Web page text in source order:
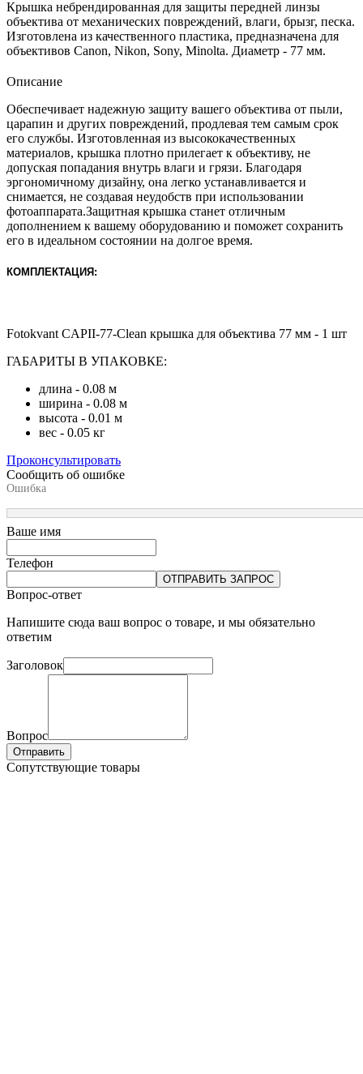
Крышка небрендированная для защиты передней линзы
объектива от механических повреждений, влаги, брызг, песка.
Изготовлена из качественного пластика, предназначена для
объективов Canon, Nikon, Sony, Minolta. Диаметр - 77 мм.
Описание
Обеспечивает надежную защиту вашего объектива от пыли,
царапин и других повреждений, продлевая тем самым срок
его службы. Изготовленная из высококачественных
материалов, крышка плотно прилегает к объективу, не
допуская попадания внутрь влаги и грязи. Благодаря
эргономичному дизайну, она легко устанавливается и
снимается, не создавая неудобств при использовании
фотоаппарата.Защитная крышка станет отличным
дополнением к вашему оборудованию и поможет сохранить
его в идеальном состоянии на долгое время.
КОМПЛЕКТАЦИЯ:
Fotokvant CAPII-77-Clean крышка для объектива 77 мм - 1 шт
ГАБАРИТЫ В УПАКОВКЕ:
длина - 0.08 м
ширина - 0.08 м
высота - 0.01 м
вес - 0.05 кг
Проконсультировать
Сообщить об ошибке
Ошибка
Ваше имя
Телефон
ОТПРАВИТЬ ЗАПРОС
Вопрос-ответ
Напишите сюда ваш вопрос о товаре, и мы обязательно
ответим
Заголовок
Вопрос
Отправить
Сопутствующие товары